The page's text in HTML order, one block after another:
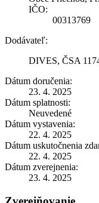
IČO:
00313769
Dodávateľ:
DIVES, ČSA
Dátum doručenia:
23. 4. 2025
Dátum splatnosti:
Neuvedené
Dátum vystavenia:
22. 4. 2025
Dátum uskutočnenia
22. 4. 2025
Dátum zverejnenia:
23. 4. 2025